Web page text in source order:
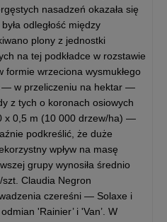
nasadzeń okazała się
odległość między
plony z jednostki
na tej podkładce w rozstawie
wrzeciona wysmukłego
— w przeliczeniu na hektar —
z tych o koronach osiowych
x 0,5 m (10 000 drzew/ha) —
podkreślić, że duże
wpływ na masę
grupy wynosiła średnio
Claudia Negron
czereśni — Solaxe i
'Rainier’ i 'Van’. W